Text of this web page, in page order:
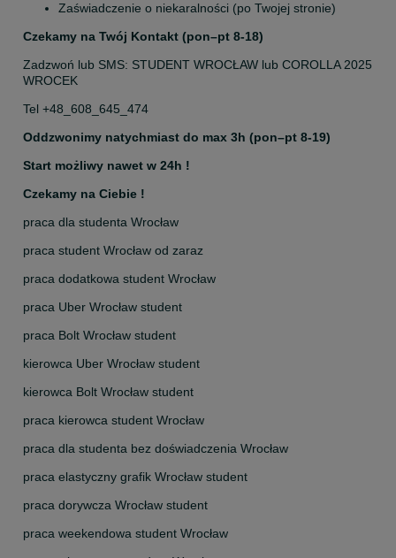
Zaświadczenie o niekaralności (po Twojej stronie)
Czekamy na Twój Kontakt (pon–pt 8-18)
Zadzwoń lub SMS: STUDENT WROCŁAW lub COROLLA 2025
WROCEK
Tel +48_608_645_474
Oddzwonimy natychmiast do max 3h (pon–pt 8-19)
Start możliwy nawet w 24h !
Czekamy na Ciebie !
praca dla studenta Wrocław
praca student Wrocław od zaraz
praca dodatkowa student Wrocław
praca Uber Wrocław student
praca Bolt Wrocław student
kierowca Uber Wrocław student
kierowca Bolt Wrocław student
praca kierowca student Wrocław
praca dla studenta bez doświadczenia Wrocław
praca elastyczny grafik Wrocław student
praca dorywcza Wrocław student
praca weekendowa student Wrocław